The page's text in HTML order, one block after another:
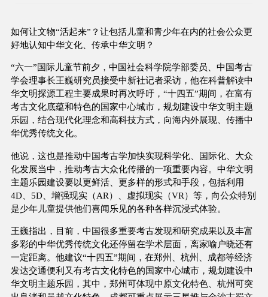
如何让文物“活起来”？让包括儿童和青少年在内的社会公众更
好地认知中华文化、传承中华文明？
“六一”国际儿童节前夕，中国社会科学院学部委员、中国考古
学会理事长王巍研究员接受中新社记者采访，他在科普解读中
华文明探源工程主要成果时再次呼吁，“十四五”期间，在富有
考古文化底蕴和特色的国家中心城市，规划建设中华文明主题
乐园，结合现代化理念和高科技方式，向海内外展现、传播中
华优秀传统文化。
他说，这也是推动中国考古学加快实现科学化、国际化、大众
化发展当中，推动考古大众化传播的一项重要内容。中华文明
主题乐园建设要以更鲜活、更多样的形式和手段，包括利用
4D、5D、增强现实（AR）、虚拟现实（VR）等，向公众特别
是少年儿童提供他们喜闻乐见的各种各样沉浸式体验。
王巍指出，目前，中国很多重要考古发现和研究成果以及丰富
多彩的中华优秀传统文化还停留在学术层面，离家喻户晓还有
一定距离。他建议“十四五”期间，在郑州、杭州、成都等经济
发达交通便利又有考古文化特色的国家中心城市，规划建设中
华文明主题乐园，其中，郑州可体现中原文化特色、杭州可突